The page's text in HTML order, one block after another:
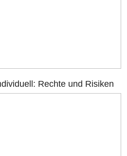
Rechte und Risiken